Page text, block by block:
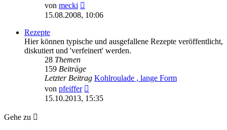
von mecki
Beitrag
15.08.2008, 10:06
Rezepte
Hier können typische und ausgefallene Rezepte veröffentlicht,
diskutiert und 'verfeinert' werden.
28 Themen
159 Beiträge
Letzter Beitrag Kohlroulade , lange Form
von pfeiffer
Beitrag
15.10.2013, 15:35
Gehe zu